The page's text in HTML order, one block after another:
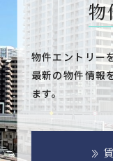
物
物件エントリー
最新の物件情報
ます。